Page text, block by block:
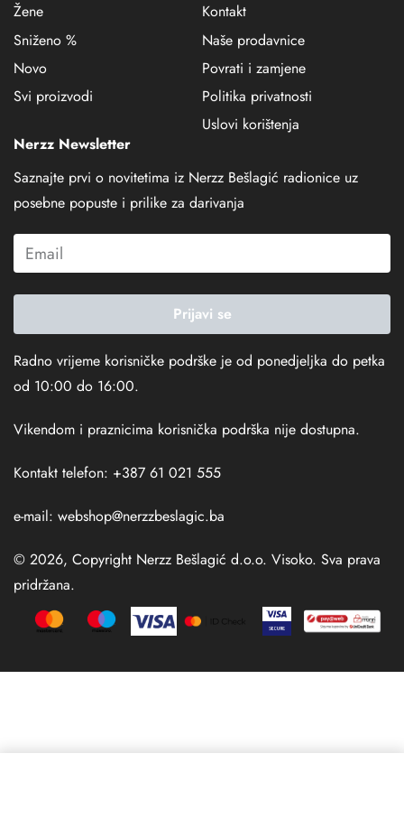
Žene
Sniženo %
Novo
Svi proizvodi
Kontakt
Naše prodavnice
Povrati i zamjene
Politika privatnosti
Uslovi korištenja
Nerzz Newsletter
Saznajte prvi o novitetima iz Nerzz Bešlagić radionice uz
posebne popuste i prilike za darivanja
Prijavi se
Radno vrijeme korisničke podrške je od ponedjeljka do petka
od 10:00 do 16:00.
Vikendom i praznicima korisnička podrška nije dostupna.
Kontakt telefon: +387 61 021 555
e-mail: webshop@nerzzbeslagic.ba
© 2026, Copyright Nerzz Bešlagić d.o.o. Visoko. Sva prava
pridržana.